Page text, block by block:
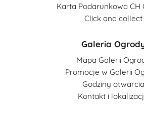
Karta Podarunkowa CH
Click and collect
Galeria
Mapa Galerii
Promocje w Galerii
Godziny otwarcia
Kontakt i